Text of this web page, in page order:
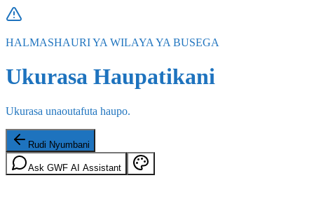
HALMASHAURI YA WILAYA YA BUSEGA
Ukurasa Haupatikani
Ukurasa unaoutafuta haupo.
Rudi Nyumbani
Ask GWF AI Assistant